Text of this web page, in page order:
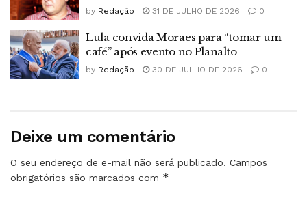
by Redação 31 DE JULHO DE 2026 0
Lula convida Moraes para “tomar um
café” após evento no Planalto
by Redação 30 DE JULHO DE 2026 0
Deixe um comentário
O seu endereço de e-mail não será publicado. Campos
obrigatórios são marcados com *